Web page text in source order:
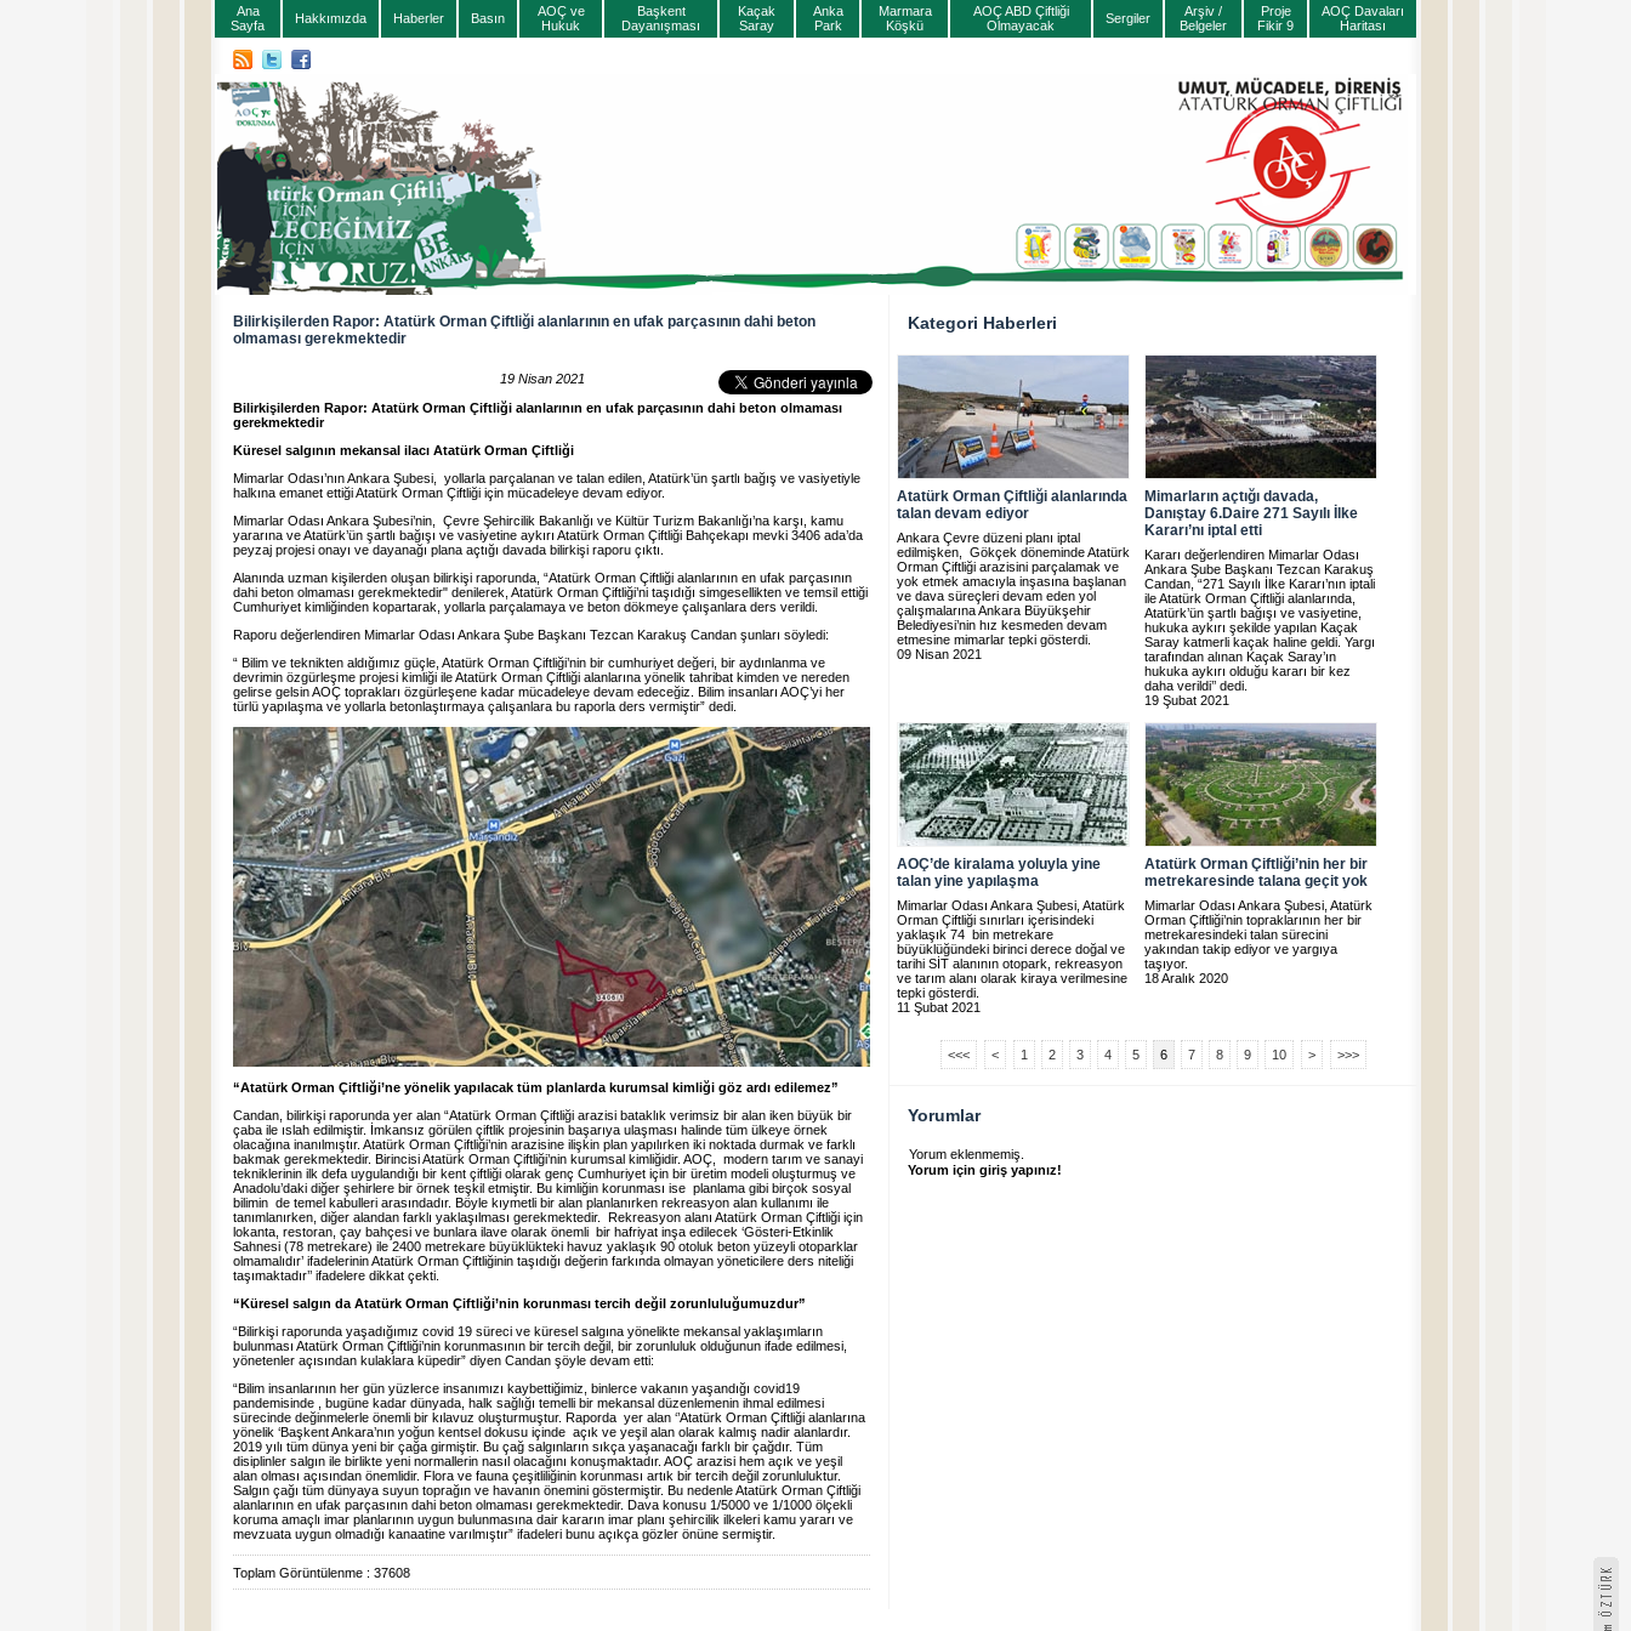
Ana
Sayfa
Hakkımızda Haberler Basın
AOÇ ve
Hukuk
Başkent
Dayanışması
Kaçak
Saray
Anka
Park
Marmara
Köşkü
AOÇ ABD Çiftliği
Olmayacak
Sergiler
Arşiv /
Belgeler
Proje
Fikir 9
AOÇ Davaları
Haritası
Bilirkişilerden Rapor: Atatürk Orman Çiftliği alanlarının en ufak parçasının dahi beton
olmaması gerekmektedir
19 Nisan 2021
Bilirkişilerden Rapor: Atatürk Orman Çiftliği alanlarının en ufak parçasının dahi beton olmaması
gerekmektedir
Küresel salgının mekansal ilacı Atatürk Orman Çiftliği
Mimarlar Odası’nın Ankara Şubesi, yollarla parçalanan ve talan edilen, Atatürk’ün şartlı bağış ve vasiyetiyle
halkına emanet ettiği Atatürk Orman Çiftliği için mücadeleye devam ediyor.
Mimarlar Odası Ankara Şubesi’nin, Çevre Şehircilik Bakanlığı ve Kültür Turizm Bakanlığı’na karşı, kamu
yararına ve Atatürk’ün şartlı bağışı ve vasiyetine aykırı Atatürk Orman Çiftliği Bahçekapı mevki 3406 ada’da
peyzaj projesi onayı ve dayanağı plana açtığı davada bilirkişi raporu çıktı.
Alanında uzman kişilerden oluşan bilirkişi raporunda, “Atatürk Orman Çiftliği alanlarının en ufak parçasının
dahi beton olmaması gerekmektedir" denilerek, Atatürk Orman Çiftliği’ni taşıdığı simgesellikten ve temsil ettiği
Cumhuriyet kimliğinden kopartarak, yollarla parçalamaya ve beton dökmeye çalışanlara ders verildi.
Raporu değerlendiren Mimarlar Odası Ankara Şube Başkanı Tezcan Karakuş Candan şunları söyledi:
“ Bilim ve teknikten aldığımız güçle, Atatürk Orman Çiftliği’nin bir cumhuriyet değeri, bir aydınlanma ve
devrimin özgürleşme projesi kimliği ile Atatürk Orman Çiftliği alanlarına yönelik tahribat kimden ve nereden
gelirse gelsin AOÇ toprakları özgürleşene kadar mücadeleye devam edeceğiz. Bilim insanları AOÇ’yi her
türlü yapılaşma ve yollarla betonlaştırmaya çalışanlara bu raporla ders vermiştir” dedi.
“Atatürk Orman Çiftliği’ne yönelik yapılacak tüm planlarda kurumsal kimliği göz ardı edilemez”
Candan, bilirkişi raporunda yer alan “Atatürk Orman Çiftliği arazisi bataklık verimsiz bir alan iken büyük bir
çaba ile ıslah edilmiştir. İmkansız görülen çiftlik projesinin başarıya ulaşması halinde tüm ülkeye örnek
olacağına inanılmıştır. Atatürk Orman Çiftliği’nin arazisine ilişkin plan yapılırken iki noktada durmak ve farklı
bakmak gerekmektedir. Birincisi Atatürk Orman Çiftliği’nin kurumsal kimliğidir. AOÇ, modern tarım ve sanayi
tekniklerinin ilk defa uygulandığı bir kent çiftliği olarak genç Cumhuriyet için bir üretim modeli oluşturmuş ve
Anadolu’daki diğer şehirlere bir örnek teşkil etmiştir. Bu kimliğin korunması ise planlama gibi birçok sosyal
bilimin de temel kabulleri arasındadır. Böyle kıymetli bir alan planlanırken rekreasyon alan kullanımı ile
tanımlanırken, diğer alandan farklı yaklaşılması gerekmektedir. Rekreasyon alanı Atatürk Orman Çiftliği için
lokanta, restoran, çay bahçesi ve bunlara ilave olarak önemli bir hafriyat inşa edilecek ‘Gösteri-Etkinlik
Sahnesi (78 metrekare) ile 2400 metrekare büyüklükteki havuz yaklaşık 90 otoluk beton yüzeyli otoparklar
olmamalıdır’ ifadelerinin Atatürk Orman Çiftliğinin taşıdığı değerin farkında olmayan yöneticilere ders niteliği
taşımaktadır’’ ifadelere dikkat çekti.
“Küresel salgın da Atatürk Orman Çiftliği’nin korunması tercih değil zorunluluğumuzdur”
“Bilirkişi raporunda yaşadığımız covid 19 süreci ve küresel salgına yönelikte mekansal yaklaşımların
bulunması Atatürk Orman Çiftliği’nin korunmasının bir tercih değil, bir zorunluluk olduğunun ifade edilmesi,
yönetenler açısından kulaklara küpedir” diyen Candan şöyle devam etti:
“Bilim insanlarının her gün yüzlerce insanımızı kaybettiğimiz, binlerce vakanın yaşandığı covid19
pandemisinde , bugüne kadar dünyada, halk sağlığı temelli bir mekansal düzenlemenin ihmal edilmesi
sürecinde değinmelerle önemli bir kılavuz oluşturmuştur. Raporda yer alan ‘’Atatürk Orman Çiftliği alanlarına
yönelik ‘Başkent Ankara’nın yoğun kentsel dokusu içinde açık ve yeşil alan olarak kalmış nadir alanlardır.
2019 yılı tüm dünya yeni bir çağa girmiştir. Bu çağ salgınların sıkça yaşanacağı farklı bir çağdır. Tüm
disiplinler salgın ile birlikte yeni normallerin nasıl olacağını konuşmaktadır. AOÇ arazisi hem açık ve yeşil
alan olması açısından önemlidir. Flora ve fauna çeşitliliğinin korunması artık bir tercih değil zorunluluktur.
Salgın çağı tüm dünyaya suyun toprağın ve havanın önemini göstermiştir. Bu nedenle Atatürk Orman Çiftliği
alanlarının en ufak parçasının dahi beton olmaması gerekmektedir. Dava konusu 1/5000 ve 1/1000 ölçekli
koruma amaçlı imar planlarının uygun bulunmasına dair kararın imar planı şehircilik ilkeleri kamu yararı ve
mevzuata uygun olmadığı kanaatine varılmıştır” ifadeleri bunu açıkça gözler önüne sermiştir.
Toplam Görüntülenme : 37608
Kategori Haberleri
Atatürk Orman Çiftliği alanlarında
talan devam ediyor
Ankara Çevre düzeni planı iptal
edilmişken, Gökçek döneminde Atatürk
Orman Çiftliği arazisini parçalamak ve
yok etmek amacıyla inşasına başlanan
ve dava süreçleri devam eden yol
çalışmalarına Ankara Büyükşehir
Belediyesi’nin hız kesmeden devam
etmesine mimarlar tepki gösterdi.
09 Nisan 2021
Mimarların açtığı davada,
Danıştay 6.Daire 271 Sayılı İlke
Kararı’nı iptal etti
Kararı değerlendiren Mimarlar Odası
Ankara Şube Başkanı Tezcan Karakuş
Candan, “271 Sayılı İlke Kararı’nın iptali
ile Atatürk Orman Çiftliği alanlarında,
Atatürk’ün şartlı bağışı ve vasiyetine,
hukuka aykırı şekilde yapılan Kaçak
Saray katmerli kaçak haline geldi. Yargı
tarafından alınan Kaçak Saray’ın
hukuka aykırı olduğu kararı bir kez
daha verildi’’ dedi.
19 Şubat 2021
AOÇ’de kiralama yoluyla yine
talan yine yapılaşma
Mimarlar Odası Ankara Şubesi, Atatürk
Orman Çiftliği sınırları içerisindeki
yaklaşık 74 bin metrekare
büyüklüğündeki birinci derece doğal ve
tarihi SİT alanının otopark, rekreasyon
ve tarım alanı olarak kiraya verilmesine
tepki gösterdi.
11 Şubat 2021
Atatürk Orman Çiftliği’nin her bir
metrekaresinde talana geçit yok
Mimarlar Odası Ankara Şubesi, Atatürk
Orman Çiftliği’nin topraklarının her bir
metrekaresindeki talan sürecini
yakından takip ediyor ve yargıya
taşıyor.
18 Aralık 2020
<<< < 1 2 3 4 5 6 7 8 9 10 > >>>
Yorumlar
Yorum eklenmemiş.
Yorum için giriş yapınız!